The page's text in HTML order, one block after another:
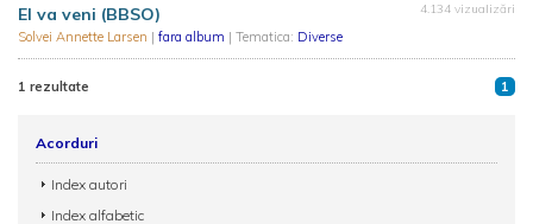
El va veni (BBSO)
Solvei Annette Larsen | fara album | Tematica: Diverse
4.134 vizualizări
1 rezultate 1
Acorduri
Index autori
Index alfabetic